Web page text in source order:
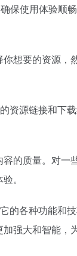
保使用体验顺
想要的资源，
资源链接和下
的质量。对一
。
的各种功能和
强大和智能，